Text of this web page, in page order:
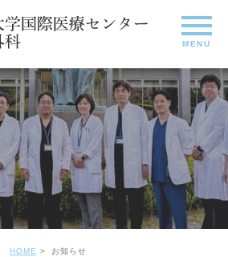
HOME お知らせ